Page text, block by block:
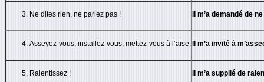
Ne dites rien, ne parlez pas ! Il m’a demandé de
Asseyez-vous, installez-vous, mettez-vous à l’aise. Il m’a invité à
Ralentissez ! Il m’a supplié de